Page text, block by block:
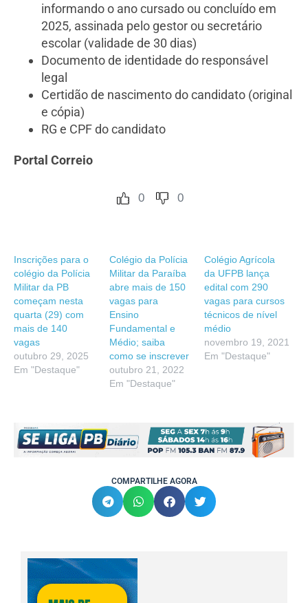
informando o ano cursado ou concluído em
2025, assinada pelo gestor ou secretário
escolar (validade de 30 dias)
Documento de identidade do responsável
legal
Certidão de nascimento do candidato (original
e cópia)
RG e CPF do candidato
Portal Correio
0 0
Inscrições para o
colégio da Polícia
Militar da PB
começam nesta
quarta (29) com
mais de 140
vagas
outubro 29, 2025
Em "Destaque"
Colégio da Polícia
Militar da Paraíba
abre mais de 150
vagas para
Ensino
Fundamental e
Médio; saiba
como se inscrever
outubro 21, 2022
Em "Destaque"
Colégio Agrícola
da UFPB lança
edital com 290
vagas para cursos
técnicos de nível
médio
novembro 19, 2021
Em "Destaque"
COMPARTILHE AGORA